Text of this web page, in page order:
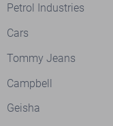
Petrol Industries
Cars
Tommy Jeans
Campbell
Geisha